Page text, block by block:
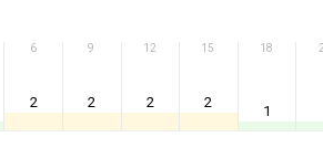
6
2
9
2
12
2
15
2
18
1